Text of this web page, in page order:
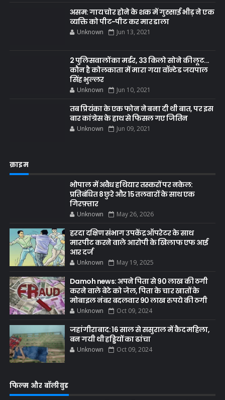
असम: गाय चोर होने के शक में गुस्साई भीड़ ने एक
व्यक्ति को पीट-पीट कर मार डाला
Unknown Jun 13, 2021
2 पुलिसवालों का मर्डर, 33 किलो सोने की लूट...
कौन है कोलकाता में मारा गया वॉन्टेड जयपाल
सिंह भुल्लर
Unknown Jun 10, 2021
तब प्रियंका के एक फोन ने बना दी थी बात, पर इस
बार कांग्रेस के हाथ से फिसल गए जितिन
Unknown Jun 09, 2021
क्राइम
भोपाल में अवैध हथियार तस्करों पर नकेल:
प्रतिबंधित 8 छुरे और 15 तलवारों के साथ एक
गिरफ़्तार
Unknown May 26, 2026
हरदा दक्षिण संभाग उपकेंद्र ऑपरेटर के साथ
मारपीट करने वाले आरोपी के खिलाफ एफ आई
आर दर्ज
Unknown May 19, 2025
Damoh news: अपने पिता से 90 लाख की ठगी
करने वाले बेटे को जेल, पिता के चार खातों के
मोबाइल नंबर बदलवार 90 लाख रुपये की ठगी
Unknown Oct 09, 2024
जहांगीराबाद: 16 साल से ससुराल में कैद महिला,
बन गयी थी हड्डियों का ढांचा
Unknown Oct 09, 2024
फिल्म और बॉलीवुड